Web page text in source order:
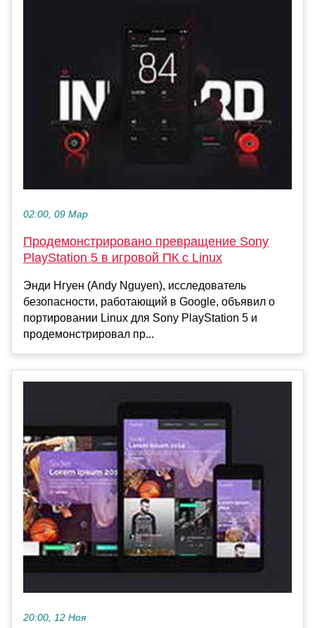
02:00, 09 Мар
Продемонстрировано превращение Sony
PlayStation 5 в игровой ПК с Linux
Энди Нгуен (Andy Nguyen), исследователь
безопасности, работающий в Google, объявил о
портировании Linux для Sony PlayStation 5 и
продемонстрировал пр...
20:00, 12 Ноя